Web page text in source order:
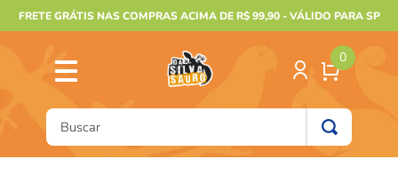
FRETE GRÁTIS NAS COMPRAS ACIMA DE R$ 99,90 - VÁLIDO PARA SP
0
Buscar